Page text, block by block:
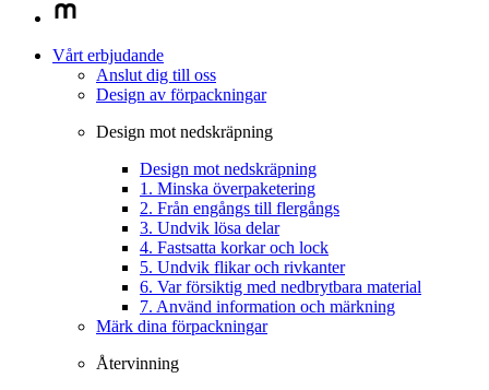
Vårt erbjudande
Anslut dig till oss
Design av förpackningar
Design mot nedskräpning
Design mot nedskräpning
1. Minska överpaketering
2. Från engångs till flergångs
3. Undvik lösa delar
4. Fastsatta korkar och lock
5. Undvik flikar och rivkanter
6. Var försiktig med nedbrytbara material
7. Använd information och märkning
Märk dina förpackningar
Återvinning